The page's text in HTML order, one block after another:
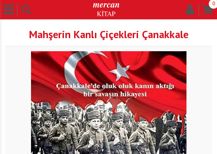
0
Mahşerin Kanlı Çiçekleri Çanakkale